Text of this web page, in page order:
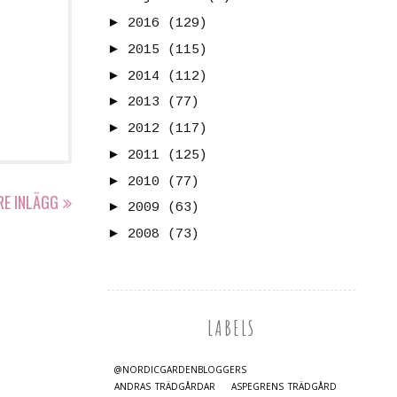
INLÄGG
► 2016
(129)
► 2015
(115)
► 2014
(112)
► 2013
(77)
► 2012
(117)
► 2011
(125)
► 2010
(77)
► 2009
(63)
► 2008 (73)
LABELS
@NORDICGARDENBLOGGERS
ANDRAS TRÄDGÅRDAR
ASPEGRENS TRÄDGÅRD